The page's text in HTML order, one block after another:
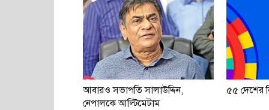
আবারও সভাপতি সালাউদ্দিন,
নেপালকে আল্টিমেটাম
৫৫ দেশের